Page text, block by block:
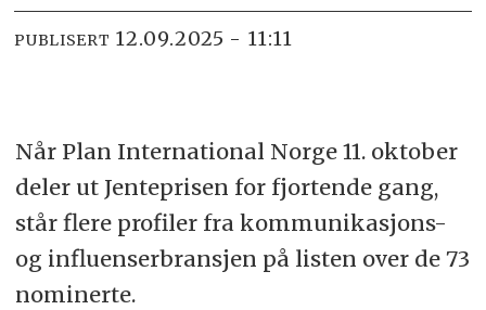
PUBLISERT 12.09.2025 - 11:11
Når Plan International Norge 11. oktober
deler ut Jenteprisen for fjortende gang,
står flere profiler fra kommunikasjons-
og influenserbransjen på listen over de 73
nominerte.